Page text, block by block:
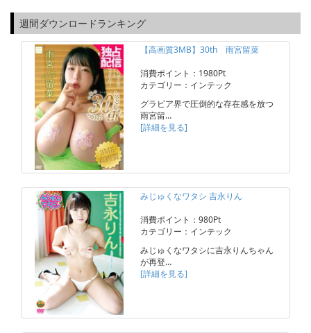
週間ダウンロードランキング
【高画質3MB】30th 雨宮留菜
消費ポイント：1980Pt
カテゴリー：インテック
グラビア界で圧倒的な存在感を放つ
雨宮留…
[詳細を見る]
みじゅくなワタシ 吉永りん
消費ポイント：980Pt
カテゴリー：インテック
みじゅくなワタシに吉永りんちゃん
が再登…
[詳細を見る]